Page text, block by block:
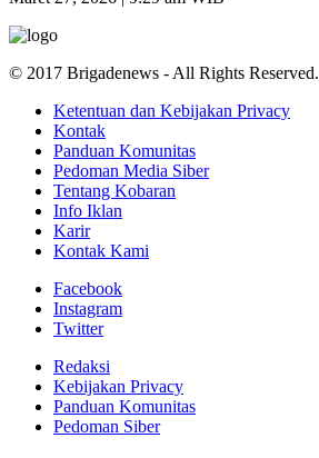
© 2017 Brigadenews - All Rights Reserved.
Ketentuan dan Kebijakan Privacy
Kontak
Panduan Komunitas
Pedoman Media Siber
Tentang Kobaran
Info Iklan
Karir
Kontak Kami
Facebook
Instagram
Twitter
Redaksi
Kebijakan Privacy
Panduan Komunitas
Pedoman Siber